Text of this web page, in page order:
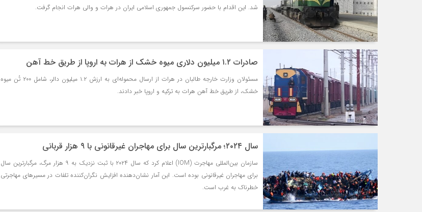
شد. این اقدام با حضور سرکنسول جمهوری اسلامی ایران در هرات و والی هرات انجام گرفت.
صادرات ۱.۲ میلیون دلاری میوه خشک از هرات به اروپا از طریق خط آهن
مسئولان وزارت خارجه طالبان در هرات از ارسال محموله‌ای به ارزش ۱.۲ میلیون دالر، شامل ۲۰۰ تُن میوه
خشک، از طریق خط آهن هرات به ترکیه و اروپا خبر دادند.
سال ۲۰۲۴؛ مرگبارترین سال برای مهاجران غیرقانونی با ۹ هزار قربانی
سازمان بین‌المللی مهاجرت (IOM) اعلام کرد که سال ۲۰۲۴ با ثبت نزدیک به ۹ هزار مرگ، مرگبارترین سال
برای مهاجران غیرقانونی بوده است. این آمار نشان‌دهنده افزایش نگران‌کننده تلفات در مسیرهای مهاجرتی
خطرناک به غرب است.